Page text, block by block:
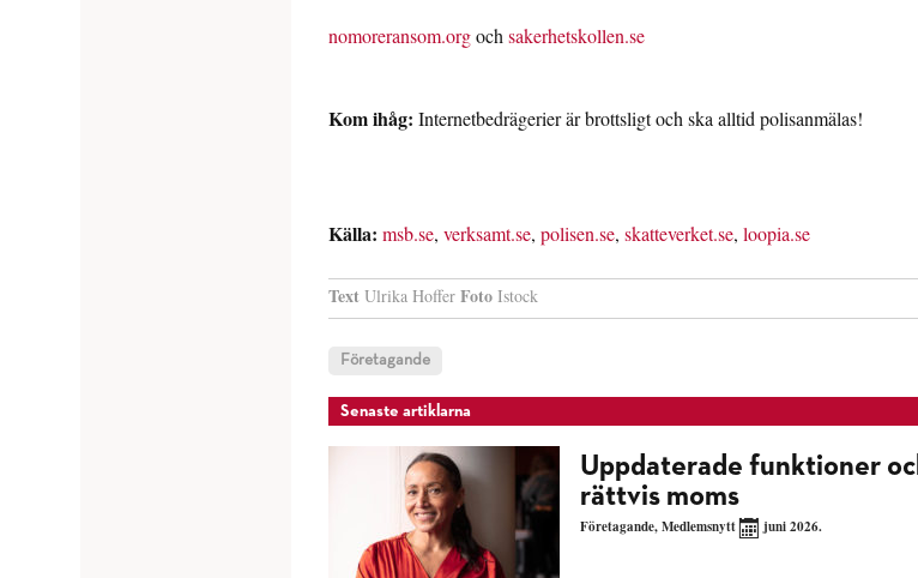
nomoreransom.orgoch sakerhetskollen.se
Kom ihåg: Internetbedrägerier är brottsligt och ska alltid polisanmälas!
Källa: msb.se, verksamt.se, polisen.se, skatteverket.se, loopia.se
TextUlrika Hoffer FotoIstock
Företagande
Senaste artiklarna
Uppdaterade funktioner
rättvis moms
Företagande,Medlemsnytt juni 2026.